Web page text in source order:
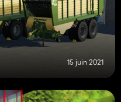
15 juin 2021